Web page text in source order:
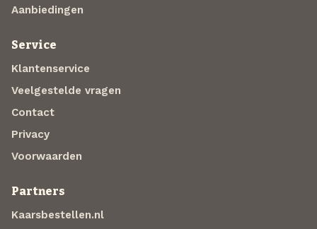
Aanbiedingen
Service
Klantenservice
Veelgestelde vragen
Contact
Privacy
Voorwaarden
Partners
Kaarsbestellen.nl